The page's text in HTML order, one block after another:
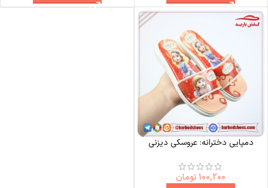
دمپایی دخترانه: عروسکی دیزنی
100,200 تومان